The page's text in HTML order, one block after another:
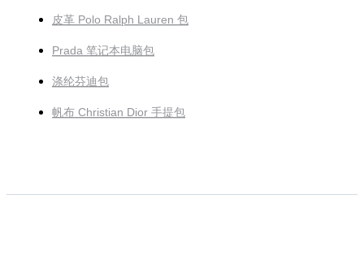
皮革 Polo Ralph Lauren 包
Prada 笔记本电脑包
涤纶芬迪包
帆布 Christian Dior 手提包